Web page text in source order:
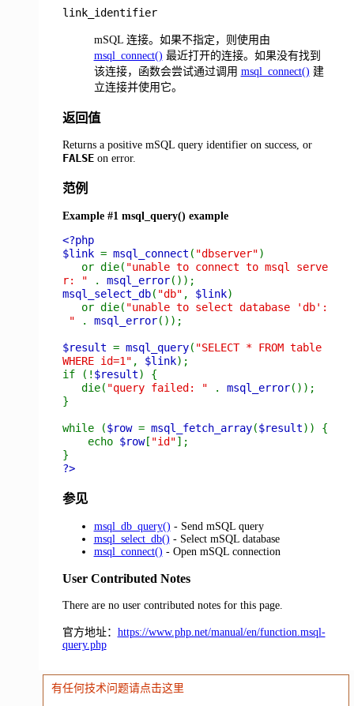
link_identifier
mSQL 连接。如果不指定，则使用由
msql_connect() 最近打开的连接。如果没有找到
该连接，函数会尝试通过调用 msql_connect() 建
立连接并使用它。
返回值
Returns a positive mSQL query identifier on success, or
FALSEon error.
范例
Example #1 msql_query() example
<?php
$link = msql_connect ( "dbserver")
or die( "unable to connect to msql serve
r: "
. msql_error());
msql_select_db( "db" , $link)
or die( "unable to select database 'db':
"
. msql_error());
$result = msql_query( "SELECT * FROM table
WHERE id=1" , $link);
if (! $result) {
die( "query failed: " . msql_error());
}
while ($row = msql_fetch_array($result)) {
echo $row[ "id"];
}
?>
参见
msql_db_query() - Send mSQL query
msql_select_db() - Select mSQL database
msql_connect() - Open mSQL connection
User Contributed Notes
There are no user contributed notes for this page.
官方地址： https://www.php.net/manual/en/function.msql-
query.php
有任何技术问题请点击这里